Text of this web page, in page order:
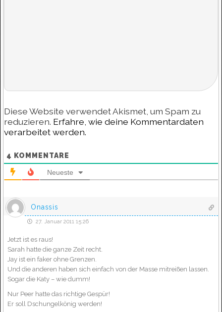
Diese Website verwendet Akismet, um Spam zu
reduzieren. Erfahre, wie deine Kommentardaten
verarbeitet werden.
4 KOMMENTARE
Neueste
Onassis
27. Januar 2011 15:26
Jetzt ist es raus!
Sarah hatte die ganze Zeit recht.
Jay ist ein faker ohne Grenzen.
Und die anderen haben sich einfach von der Masse mitreißen lassen.
Sogar die Katy – wie dumm!
Nur Peer hatte das richtige Gespür!
Er soll Dschungelkönig werden!